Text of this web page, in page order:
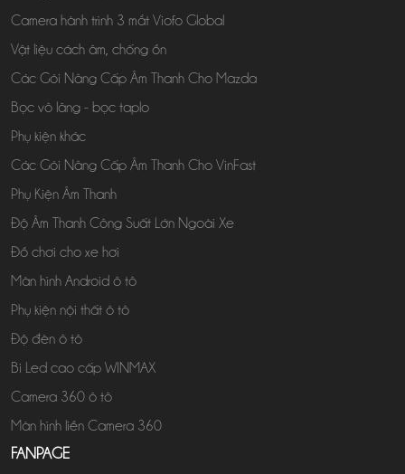
Camera hành trình 3 mắt Viofo Global
Vật liệu cách âm, chống ồn
Các Gói Nâng Cấp Âm Thanh Cho Mazda
Bọc vô lăng - bọc taplo
Phụ kiện khác
Các Gói Nâng Cấp Âm Thanh Cho VinFast
Phụ Kiện Âm Thanh
Độ Âm Thanh Công Suất Lớn Ngoài Xe
Đồ chơi cho xe hơi
Màn hình Android ô tô
Phụ kiện nội thất ô tô
Độ đèn ô tô
Bi Led cao cấp WINMAX
Camera 360 ô tô
Màn hình liền Camera 360
FANPAGE